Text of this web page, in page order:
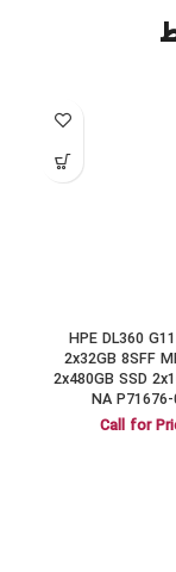
HPE DL360
2x32GB 8SFF
2x480GB SSD
NA
Call for